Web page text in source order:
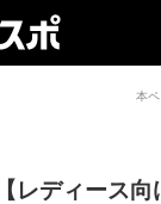
本
【レディース